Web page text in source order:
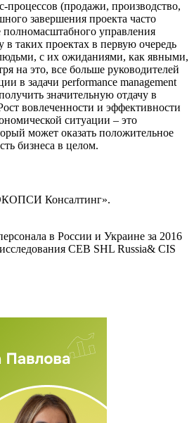
процессов (продажи, производство,
завершения проекта часто
управления
в таких проектах в первую очередь
с их ожиданиями, как явными,
на это, все больше руководителей
в задачи performance management
значительную отдачу в
вовлеченности и эффективности
ситуации – это
может оказать положительное
бизнеса в целом.
Консалтинг».
в России и Украине за 2016
CEB SHL Russia& CIS